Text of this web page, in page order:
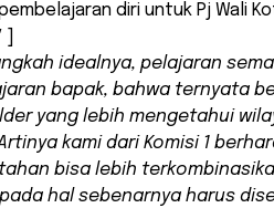
diri untuk Pj Wali
idealnya, pelajaran
bapak, bahwa ternyata
yang lebih mengetahui
kami dari Komisi 1
bisa lebih
hal sebenarnya harus